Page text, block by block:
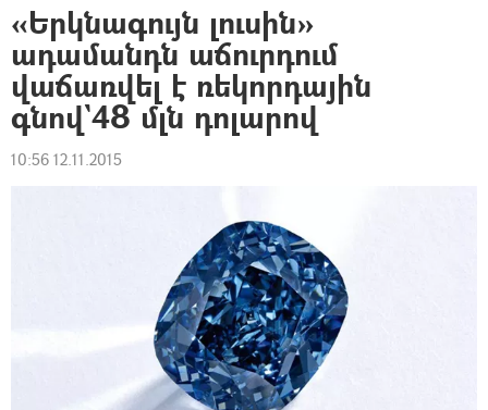
«Երկնագույն լուսին»
ադամանդն աճուրդում
վաճառվել է ռեկորդային
գնով`48 մլն դոլարով
10:56 12.11.2015